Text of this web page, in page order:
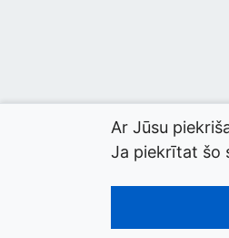
© 2026
Ar Jūsu
Ja piekrītat šo